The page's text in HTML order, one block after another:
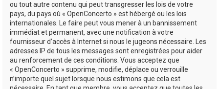
ou tout autre contenu qui peut transgresser les lois de votre
pays, du pays où « OpenConcerto » est hébergé ou les lois
internationales. Le faire peut vous mener à un bannissement
immédiat et permanent, avec une notification à votre
fournisseur d’accès à Internet si nous le jugeons nécessaire. Les
adresses IP de tous les messages sont enregistrées pour aider
au renforcement de ces conditions. Vous acceptez que
« OpenConcerto » supprime, modifie, déplace ou verrouille
n’importe quel sujet lorsque nous estimons que cela est